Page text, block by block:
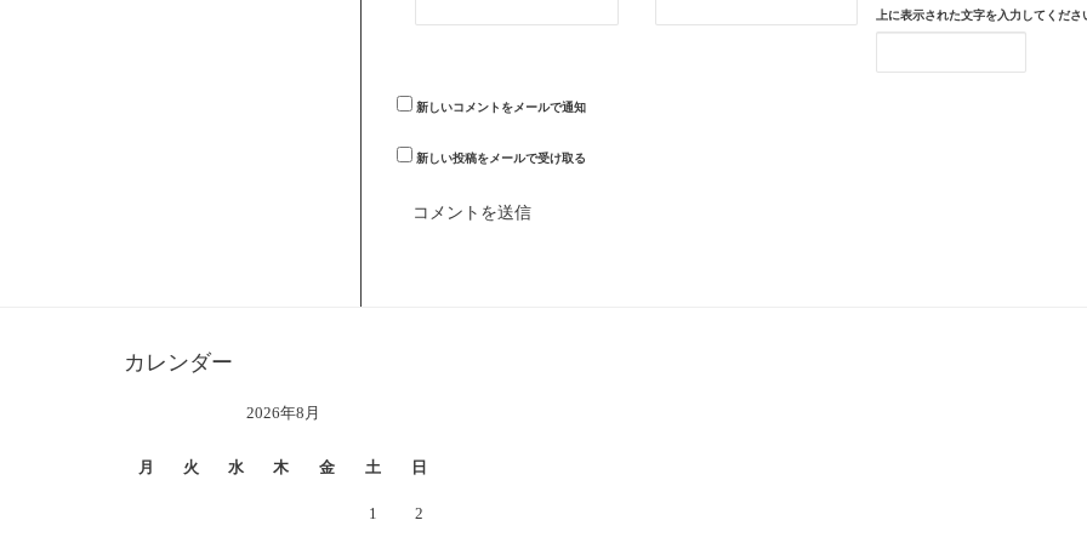
上に表示された文字を入力してくださ
新しいコメントをメールで通知
新しい投稿をメールで受け取る
カレンダー
2026年8月
月 火 水 木 金 土 日
1 2